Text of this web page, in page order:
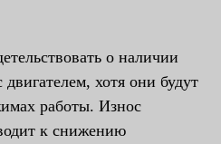
о наличии
хотя они будут
работы. Износ
к снижению